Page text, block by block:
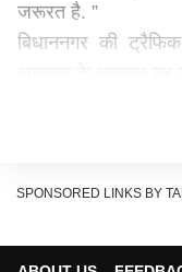
जरूरत है. ”
बिधाननगर की
विकसित टाउनशिप था
SPONSORED LINKS BY